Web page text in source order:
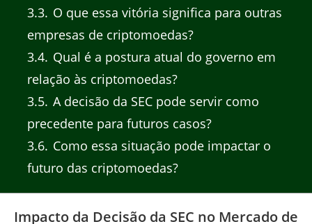
3.3 O que essa vitória significa para outras
empresas de criptomoedas?
3.4 Qual é a postura atual do governo em
relação às criptomoedas?
3.5 A decisão da SEC pode servir como
precedente para futuros casos?
3.6 Como essa situação pode impactar o
futuro das criptomoedas?
Impacto da Decisão da SEC no Mercado de